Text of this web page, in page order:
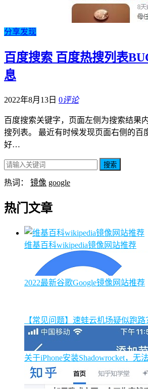
分享发现
百度搜索 百度热搜列表
息
2022年8月13日 0评论
百度搜索关键字，页面左侧为搜索结果
搜列表。 最近有时候发现页面右侧的百
好…
搜索
热词： 镜像 google
热门文章
维基百科wikipedia镜像网站推荐
2022最新谷歌Google镜像网站推荐
【常见问题】速蛙云机场疑似跑路
关于iPhone安装Shadowrocket，无